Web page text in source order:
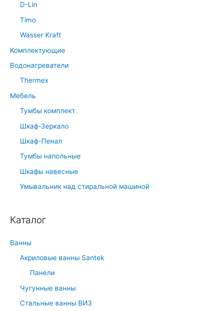
D-Lin
Timo
Wasser Kraft
Комплектующие
Водонагреватели
Thermex
Мебель
Тумбы комплект
Шкаф-Зеркало
Шкаф-Пенал
Тумбы напольные
Шкафы навесные
Умывальник над стиральной машиной
Каталог
Ванны
Акриловые ванны Santek
Панели
Чугунные ванны
Стальные ванны ВИЗ